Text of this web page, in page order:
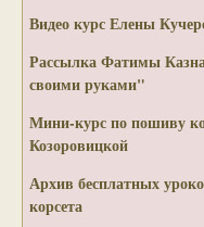
Видео курсЕлены
Рассылка Фатимы
своими руками"
Мини-курс по пошиву
Козоровицкой
Архив бесплатных
корсета